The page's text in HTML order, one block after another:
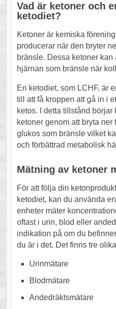
Vad är ketoner och
ketodiet?
Ketoner är kemiska
producerar när den bryter
bränsle. Dessa ketoner
hjärnan som bränsle när
En ketodiet, som LCHF, är
till att få kroppen att gå in i
ketos. I detta tillstånd börjar
ketoner genom att bryta
glukos som bränsle vilket
och förbättrad metabolisk
Mätning av ketoner
För att följa din
ketodiet, kan du använda
enheter mäter
oftast i urin, blod eller
indikation på om du
du är i det. Det finns tre
Urinmätare
Blodmätare
Andedräktsmätare